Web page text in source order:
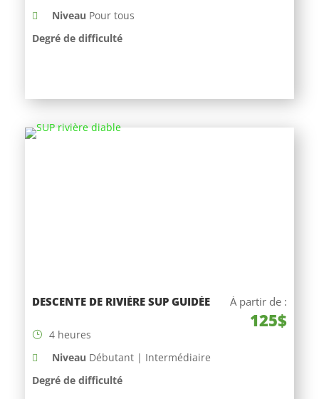
Niveau Pour tous
Degré de difficulté
DESCENTE DE RIVIÈRE SUP GUIDÉE À partir de :
125$
4 heures
Niveau Débutant | Intermédiaire
Degré de difficulté